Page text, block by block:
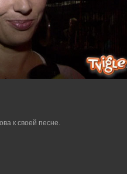
к своей песне.